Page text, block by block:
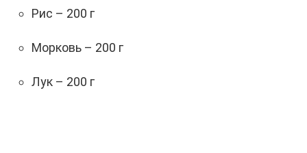
Рис – 200 г
Морковь – 200 г
Лук – 200 г